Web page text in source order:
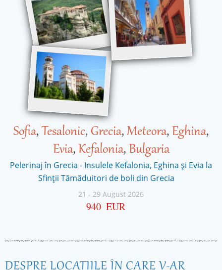
Sofia,Tesalonic, Grecia,Meteora,Eghina,
Evia,Kefalonia,Bulgaria
Pelerinaj în Grecia - Insulele Kefalonia, Eghina și Evia la
Sfinţii Tămăduitori de boli din Grecia
21 - 29 August 2026
940 EUR
DESPRE LOCAŢIILE ÎN CARE V-AR